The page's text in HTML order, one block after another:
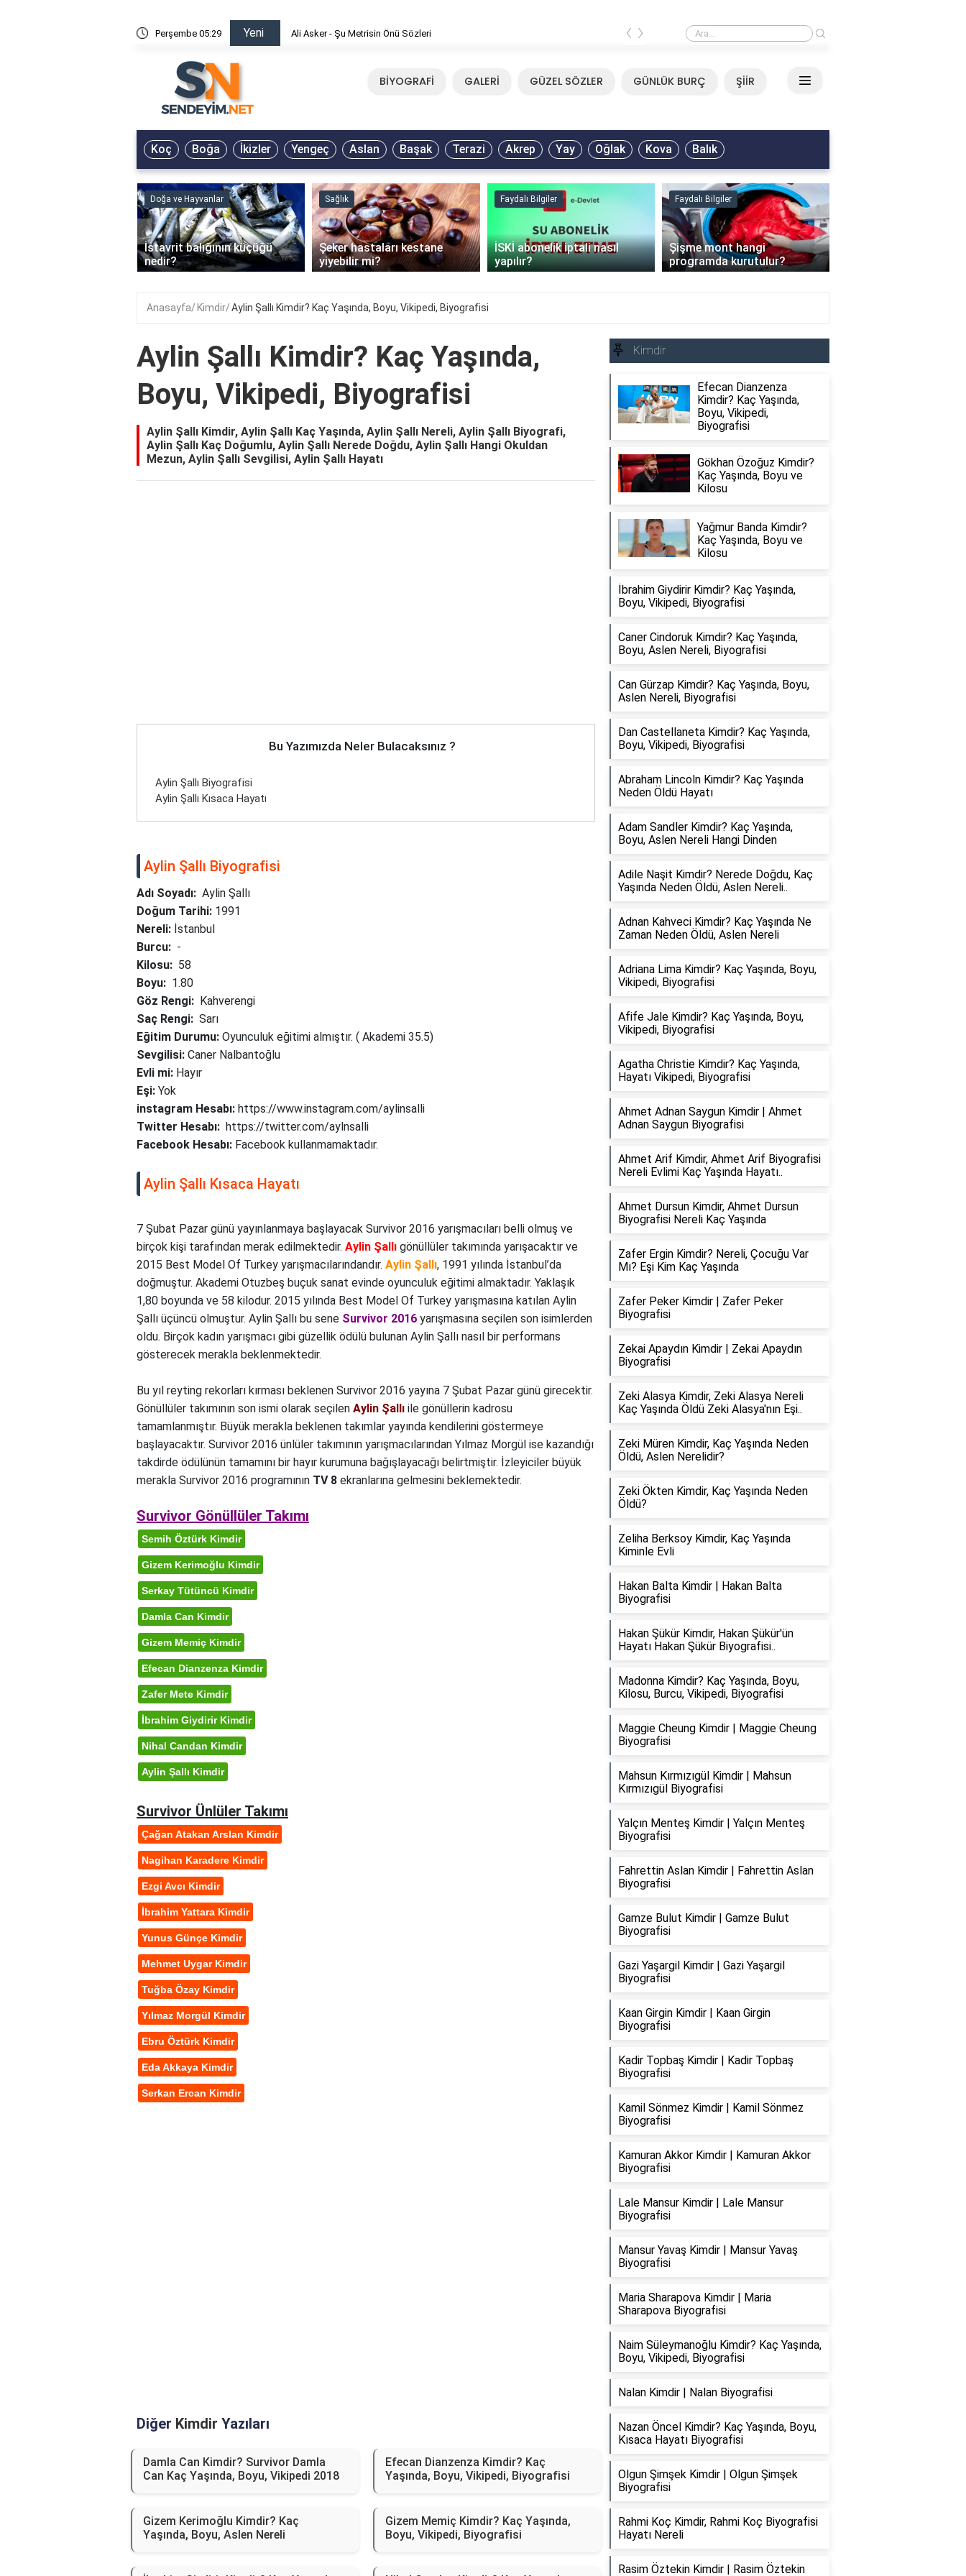
Perşembe 05:29 Yeni Ali Asker - Şu Metrisin Önü Sözleri Mirkelam - Tavla Sözleri
‹ ›
BİYOGRAFİ GALERİ GÜZEL SÖZLER GÜNLÜK BURÇ ŞİİR
Koç Boğa İkizler Yengeç Aslan Başak Terazi Akrep Yay Oğlak Kova Balık
Doğa ve Hayvanlar
İstavrit balığının küçüğü
nedir?
Sağlık
Şeker hastaları kestane
yiyebilir mi?
Faydalı Bilgiler
İSKİ abonelik iptali nasıl
yapılır?
Faydalı Bilgiler
Şişme mont hangi
programda kurutulur?
‹ ›
Anasayfa Kimdir Aylin Şallı Kimdir? Kaç Yaşında, Boyu, Vikipedi, Biyografisi
Aylin Şallı Kimdir? Kaç Yaşında,
Boyu, Vikipedi, Biyografisi
Aylin Şallı Kimdir, Aylin Şallı Kaç Yaşında, Aylin Şallı Nereli, Aylin Şallı Biyografi,
Aylin Şallı Kaç Doğumlu, Aylin Şallı Nerede Doğdu, Aylin Şallı Hangi Okuldan
Mezun, Aylin Şallı Sevgilisi, Aylin Şallı Hayatı
Bu Yazımızda Neler Bulacaksınız ?
Aylin Şallı Biyografisi
Aylin Şallı Kısaca Hayatı
Aylin Şallı Biyografisi
Adı Soyadı: Aylin Şallı
Doğum Tarihi: 1991
Nereli: İstanbul
Burcu: -
Kilosu: 58
Boyu: 1.80
Göz Rengi: Kahverengi
Saç Rengi: Sarı
Eğitim Durumu: Oyunculuk eğitimi almıştır. ( Akademi 35.5)
Sevgilisi: Caner Nalbantoğlu
Evli mi: Hayır
Eşi: Yok
instagram Hesabı: https://www.instagram.com/aylinsalli
Twitter Hesabı: https://twitter.com/aylnsalli
Facebook Hesabı: Facebook kullanmamaktadır.
Aylin Şallı Kısaca Hayatı
7 Şubat Pazar günü yayınlanmaya başlayacak Survivor 2016 yarışmacıları belli olmuş ve
birçok kişi tarafından merak edilmektedir. Aylin Şallı gönüllüler takımında yarışacaktır ve
2015 Best Model Of Turkey yarışmacılarındandır. Aylin Şallı, 1991 yılında İstanbul’da
doğmuştur. Akademi Otuzbeş buçuk sanat evinde oyunculuk eğitimi almaktadır. Yaklaşık
1,80 boyunda ve 58 kilodur. 2015 yılında Best Model Of Turkey yarışmasına katılan Aylin
Şallı üçüncü olmuştur. Aylin Şallı bu sene Survivor 2016 yarışmasına seçilen son isimlerden
oldu. Birçok kadın yarışmacı gibi güzellik ödülü bulunan Aylin Şallı nasıl bir performans
gösterecek merakla beklenmektedir.
Bu yıl reyting rekorları kırması beklenen Survivor 2016 yayına 7 Şubat Pazar günü girecektir.
Gönüllüler takımının son ismi olarak seçilen Aylin Şallı ile gönüllerin kadrosu
tamamlanmıştır. Büyük merakla beklenen takımlar yayında kendilerini göstermeye
başlayacaktır. Survivor 2016 ünlüler takımının yarışmacılarından Yılmaz Morgül ise kazandığı
takdirde ödülünün tamamını bir hayır kurumuna bağışlayacağı belirtmiştir. İzleyiciler büyük
merakla Survivor 2016 programının TV 8 ekranlarına gelmesini beklemektedir.
Survivor Gönüllüler Takımı
Semih Öztürk Kimdir
Gizem Kerimoğlu Kimdir
Serkay Tütüncü Kimdir
Damla Can Kimdir
Gizem Memiç Kimdir
Efecan Dianzenza Kimdir
Zafer Mete Kimdir
İbrahim Giydirir Kimdir
Nihal Candan Kimdir
Aylin Şallı Kimdir
Survivor Ünlüler Takımı
Çağan Atakan Arslan Kimdir
Nagihan Karadere Kimdir
Ezgi Avcı Kimdir
İbrahim Yattara Kimdir
Yunus Günçe Kimdir
Mehmet Uygar Kimdir
Tuğba Özay Kimdir
Yılmaz Morgül Kimdir
Ebru Öztürk Kimdir
Eda Akkaya Kimdir
Serkan Ercan Kimdir
Diğer Kimdir Yazıları
Damla Can Kimdir? Survivor Damla
Can Kaç Yaşında, Boyu, Vikipedi 2018
Efecan Dianzenza Kimdir? Kaç
Yaşında, Boyu, Vikipedi, Biyografisi
Gizem Kerimoğlu Kimdir? Kaç
Yaşında, Boyu, Aslen Nereli
Gizem Memiç Kimdir? Kaç Yaşında,
Boyu, Vikipedi, Biyografisi
Kimdir
Efecan Dianzenza
Kimdir? Kaç Yaşında,
Boyu, Vikipedi,
Biyografisi
Gökhan Özoğuz Kimdir?
Kaç Yaşında, Boyu ve
Kilosu
Yağmur Banda Kimdir?
Kaç Yaşında, Boyu ve
Kilosu
İbrahim Giydirir Kimdir? Kaç Yaşında,
Boyu, Vikipedi, Biyografisi
Caner Cindoruk Kimdir? Kaç Yaşında,
Boyu, Aslen Nereli, Biyografisi
Can Gürzap Kimdir? Kaç Yaşında, Boyu,
Aslen Nereli, Biyografisi
Dan Castellaneta Kimdir? Kaç Yaşında,
Boyu, Vikipedi, Biyografisi
Abraham Lincoln Kimdir? Kaç Yaşında
Neden Öldü Hayatı
Adam Sandler Kimdir? Kaç Yaşında,
Boyu, Aslen Nereli Hangi Dinden
Adile Naşit Kimdir? Nerede Doğdu, Kaç
Yaşında Neden Öldü, Aslen Nereli..
Adnan Kahveci Kimdir? Kaç Yaşında Ne
Zaman Neden Öldü, Aslen Nereli
Adriana Lima Kimdir? Kaç Yaşında, Boyu,
Vikipedi, Biyografisi
Afife Jale Kimdir? Kaç Yaşında, Boyu,
Vikipedi, Biyografisi
Agatha Christie Kimdir? Kaç Yaşında,
Hayatı Vikipedi, Biyografisi
Ahmet Adnan Saygun Kimdir | Ahmet
Adnan Saygun Biyografisi
Ahmet Arif Kimdir, Ahmet Arif Biyografisi
Nereli Evlimi Kaç Yaşında Hayatı..
Ahmet Dursun Kimdir, Ahmet Dursun
Biyografisi Nereli Kaç Yaşında
Zafer Ergin Kimdir? Nereli, Çocuğu Var
Mı? Eşi Kim Kaç Yaşında
Zafer Peker Kimdir | Zafer Peker
Biyografisi
Zekai Apaydın Kimdir | Zekai Apaydın
Biyografisi
Zeki Alasya Kimdir, Zeki Alasya Nereli
Kaç Yaşında Öldü Zeki Alasya'nın Eşi..
Zeki Müren Kimdir, Kaç Yaşında Neden
Öldü, Aslen Nerelidir?
Zeki Ökten Kimdir, Kaç Yaşında Neden
Öldü?
Zeliha Berksoy Kimdir, Kaç Yaşında
Kiminle Evli
Hakan Balta Kimdir | Hakan Balta
Biyografisi
Hakan Şükür Kimdir, Hakan Şükür'ün
Hayatı Hakan Şükür Biyografisi..
Madonna Kimdir? Kaç Yaşında, Boyu,
Kilosu, Burcu, Vikipedi, Biyografisi
Maggie Cheung Kimdir | Maggie Cheung
Biyografisi
Mahsun Kırmızıgül Kimdir | Mahsun
Kırmızıgül Biyografisi
Yalçın Menteş Kimdir | Yalçın Menteş
Biyografisi
Fahrettin Aslan Kimdir | Fahrettin Aslan
Biyografisi
Gamze Bulut Kimdir | Gamze Bulut
Biyografisi
Gazi Yaşargil Kimdir | Gazi Yaşargil
Biyografisi
Kaan Girgin Kimdir | Kaan Girgin
Biyografisi
Kadir Topbaş Kimdir | Kadir Topbaş
Biyografisi
Kamil Sönmez Kimdir | Kamil Sönmez
Biyografisi
Kamuran Akkor Kimdir | Kamuran Akkor
Biyografisi
Lale Mansur Kimdir | Lale Mansur
Biyografisi
Mansur Yavaş Kimdir | Mansur Yavaş
Biyografisi
Maria Sharapova Kimdir | Maria
Sharapova Biyografisi
Naim Süleymanoğlu Kimdir? Kaç Yaşında,
Boyu, Vikipedi, Biyografisi
Nalan Kimdir | Nalan Biyografisi
Nazan Öncel Kimdir? Kaç Yaşında, Boyu,
Kısaca Hayatı Biyografisi
Olgun Şimşek Kimdir | Olgun Şimşek
Biyografisi
Rahmi Koç Kimdir, Rahmi Koç Biyografisi
Hayatı Nereli
Rasim Öztekin Kimdir | Rasim Öztekin